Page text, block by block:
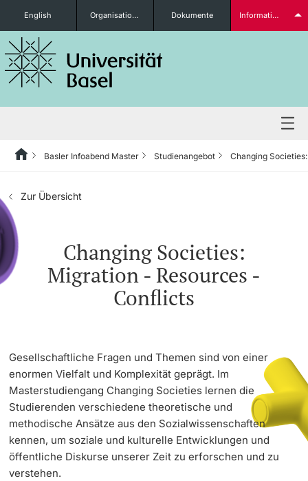
Studieninteressierte
weitere Informationen
weitere Informationen
English Organisationseinheiten Dokumente Informationen für...
Basler Infoabend Master Studienangebot Changing
Zur Übersicht
Changing Societies:
Migration - Resources -
Conflicts
Gesellschaftliche Fragen und Themen sind von einer
enormen Vielfalt und Komplexität geprägt. Im
Masterstudiengang Changing Societies lernen die
Studierenden verschiedene theoretische und
methodische Ansätze aus den Sozialwissenschaften
kennen, um soziale und kulturelle Entwicklungen und
öffentliche Diskurse unserer Zeit zu erforschen und zu
verstehen.